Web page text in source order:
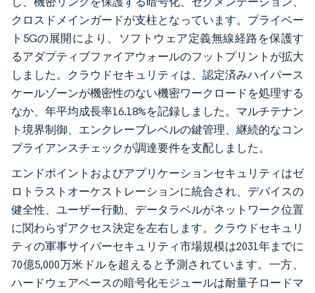
クロスドメインガードが支柱となっています。プライベー
ト5Gの展開により、ソフトウェア定義無線経路を保護す
るアダプティブファイアウォールのフットプリントが拡大
しました。クラウドセキュリティは、認定済みハイパース
ケールゾーンが機密性のない機密ワークロードを処理する
なか、年平均成長率16.18%を記録しました。マルチテナン
ト境界制御、エンクレーブレベルの鍵管理、継続的なコン
プライアンスチェックが調達要件を支配しました。
エンドポイントおよびアプリケーションセキュリティはゼ
ロトラストオーケストレーションに統合され、デバイスの
健全性、ユーザー行動、データラベルがネットワーク位置
に関わらずアクセス決定を左右します。クラウドセキュリ
ティの軍事サイバーセキュリティ市場規模は2031年までに
70億5,000万米ドルを超えると予測されています。一方、
ハードウェアベースの暗号化モジュールは耐量子ロードマ